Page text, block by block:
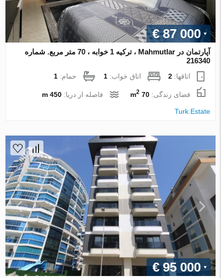
€ 87 000
آپارتمان در Mahmutlar ، ترکیه 1 خوابه ، 70 متر مربع. شماره
216340
اتاقها:2 اتاق خواب:1 حمام:1
فضای زندگی:70 m
2 فاصله از دریا:450 m
Turk.Estate
€ 95 000